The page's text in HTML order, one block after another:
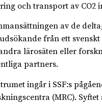
och transport av CO2
av de
från ett
lärosäten eller
partners.
ingår i SSF:s
(MRC).